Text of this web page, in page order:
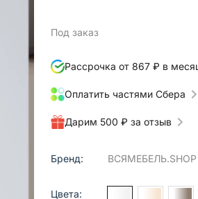
Под заказ
Рассрочка от 867 ₽ в
Оплатить частями Сбера
Дарим 500 ₽ за отзыв
Бренд: ВСЯМЕБЕЛЬ.SHOP
Цвета: